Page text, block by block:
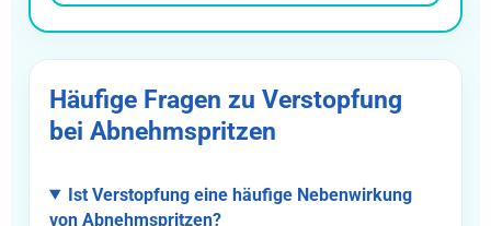
Häufige Fragen zu Verstopfung
bei Abnehmspritzen
Ist Verstopfung eine häufige Nebenwirkung
von Abnehmspritzen?